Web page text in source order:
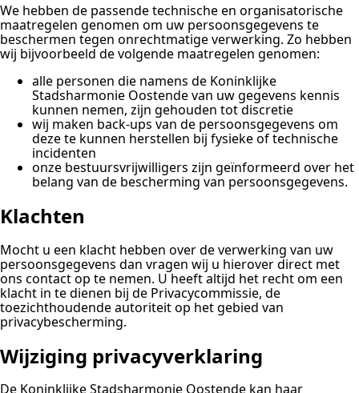
We hebben de passende technische en organisatorische
maatregelen genomen om uw persoonsgegevens te
beschermen tegen onrechtmatige verwerking. Zo hebben
wij bijvoorbeeld de volgende maatregelen genomen:
alle personen die namens de Koninklijke
Stadsharmonie Oostende van uw gegevens kennis
kunnen nemen, zijn gehouden tot discretie
wij maken back-ups van de persoonsgegevens om
deze te kunnen herstellen bij fysieke of technische
incidenten
onze bestuursvrijwilligers zijn geïnformeerd over het
belang van de bescherming van persoonsgegevens.
Klachten
Mocht u een klacht hebben over de verwerking van uw
persoonsgegevens dan vragen wij u hierover direct met
ons contact op te nemen. U heeft altijd het recht om een
klacht in te dienen bij de Privacycommissie, de
toezichthoudende autoriteit op het gebied van
privacybescherming.
Wijziging privacyverklaring
De Koninklijke Stadsharmonie Oostende kan haar